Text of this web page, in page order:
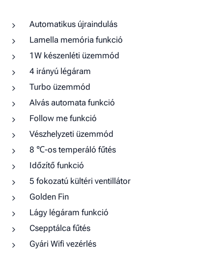
Automatikus újraindulás
Lamella memória funkció
1W készenléti üzemmód
4 irányú légáram
Turbo üzemmód
Alvás automata funkció
Follow me funkció
Vészhelyzeti üzemmód
8 ℃-os temperáló fűtés
Időzítő funkció
5 fokozatú kültéri ventillátor
Golden Fin
Lágy légáram funkció
Csepptálca fűtés
Gyári Wifi vezérlés